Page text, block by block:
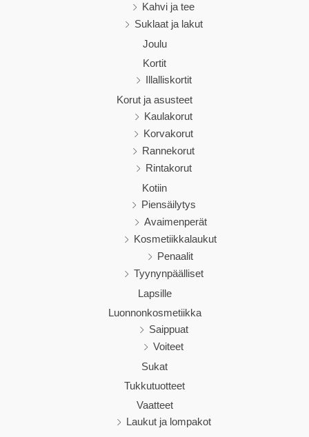
Kahvi ja tee
Suklaat ja lakut
Joulu
Kortit
Illalliskortit
Korut ja asusteet
Kaulakorut
Korvakorut
Rannekorut
Rintakorut
Kotiin
Piensäilytys
Avaimenperät
Kosmetiikkalaukut
Penaalit
Tyynynpäälliset
Lapsille
Luonnonkosmetiikka
Saippuat
Voiteet
Sukat
Tukkutuotteet
Vaatteet
Laukut ja lompakot